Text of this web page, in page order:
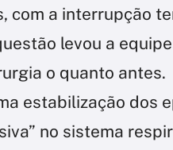
com a interrupção
levou a
o quanto antes.
estabilização dos
no sistema